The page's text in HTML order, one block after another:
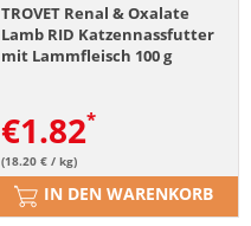
TROVET Renal & Oxalate
Lamb RID Katzennassfutter
mit Lammfleisch 100 g
€1.82
(18.20 € / kg)
IN DEN WARENKORB